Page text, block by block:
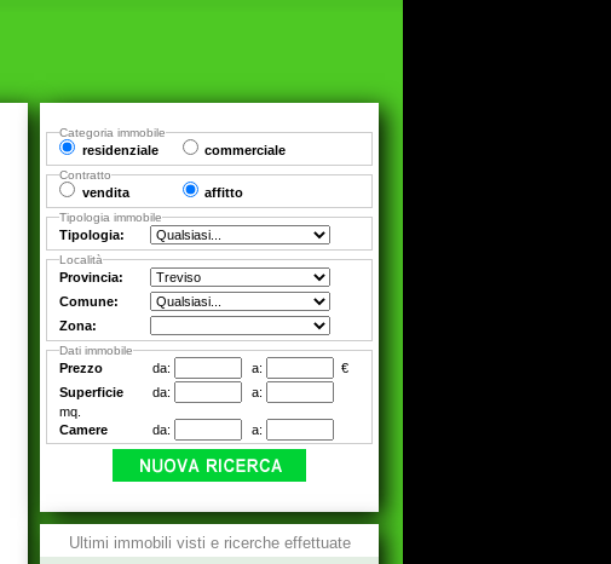
Categoria immobile
residenziale commerciale
Contratto
vendita affitto
Tipologia immobile
Tipologia:
Località
Provincia:
Comune:
Zona:
Dati immobile
Prezzo da: a:
€
Superficie
da:
a:
mq.
Camere
da: a:
Ultimi immobili visti e ricerche effettuate